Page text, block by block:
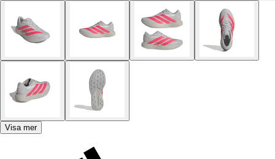
Visa mer